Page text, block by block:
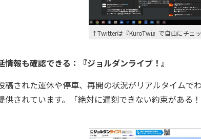
↑Twitterは『KuroTwi』で自由にチェッ
報も確認できる：『ジョルダンライブ！』
稿された運休や停車、再開の状況がリアルタイムで
供されています。「絶対に遅刻できない約束がある